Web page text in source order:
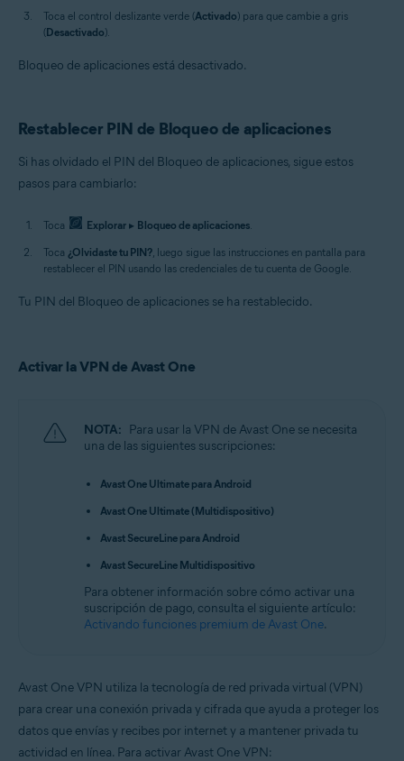
Toca el control deslizante verde (Activado) para que cambie a gris
(Desactivado).
Bloqueo de aplicaciones está desactivado.
Restablecer PIN de Bloqueo de aplicaciones
Si has olvidado el PIN del Bloqueo de aplicaciones, sigue estos
pasos para cambiarlo:
Toca Explorar ▸ Bloqueo de aplicaciones.
Toca ¿Olvidaste tu PIN?, luego sigue las instrucciones en pantalla para
restablecer el PIN usando las credenciales de tu cuenta de Google.
Tu PIN del Bloqueo de aplicaciones se ha restablecido.
Activar la VPN de Avast One
NOTA: Para usar la VPN de Avast One se necesita
una de las siguientes suscripciones:
Avast One Ultimate para Android
Avast One Ultimate (Multidispositivo)
Avast SecureLine para Android
Avast SecureLine Multidispositivo
Para obtener información sobre cómo activar una
suscripción de pago, consulta el siguiente artículo:
Activando funciones premium de Avast One.
Avast One VPN utiliza la tecnología de red privada virtual (VPN)
para crear una conexión privada y cifrada que ayuda a proteger los
datos que envías y recibes por internet y a mantener privada tu
actividad en línea. Para activar Avast One VPN: